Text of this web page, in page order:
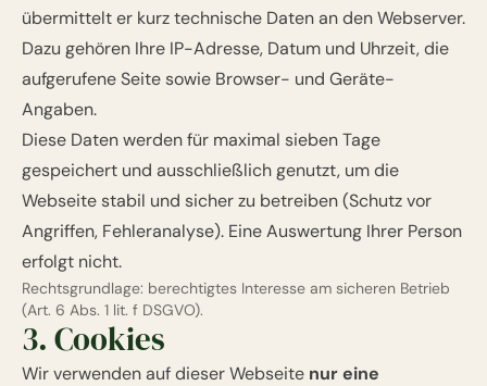
übermittelt er kurz technische Daten an den Webserver.
Dazu gehören Ihre IP-Adresse, Datum und Uhrzeit, die
aufgerufene Seite sowie Browser- und Geräte-
Angaben.
Diese Daten werden für maximal sieben Tage
gespeichert und ausschließlich genutzt, um die
Webseite stabil und sicher zu betreiben (Schutz vor
Angriffen, Fehleranalyse). Eine Auswertung Ihrer Person
erfolgt nicht.
Rechtsgrundlage: berechtigtes Interesse am sicheren Betrieb
(Art. 6 Abs. 1 lit. f DSGVO).
3. Cookies
Wir verwenden auf dieser Webseite nur eine